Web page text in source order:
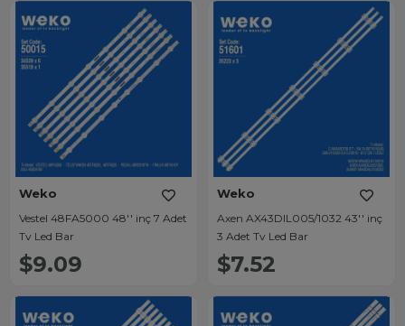
Weko
Vestel 48FA5000 48'' inç 7 Adet
Tv Led Bar
$9.09
Weko
Axen AX43DIL005/1032 43'' inç
3 Adet Tv Led Bar
$7.52